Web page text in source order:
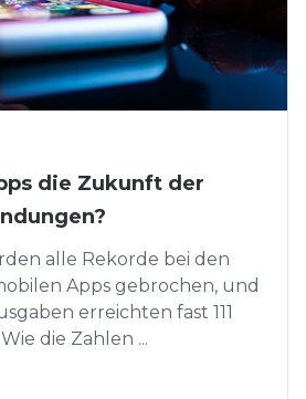
die Zukunft der
alle Rekorde bei den
Apps gebrochen, und
erreichten fast 111
die Zahlen ...